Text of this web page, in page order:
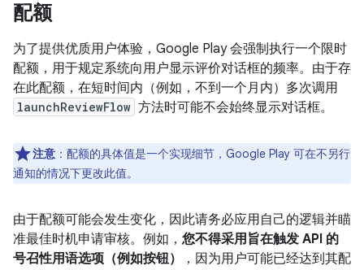
配额
为了提供优质用户体验，Google Play 会强制执行一个限时
配额，用于规定系统向用户显示评价对话框的频率。由于存
在此配额，在短时间内（例如，不到一个月内）多次调用
launchReviewFlow 方法时可能不会始终显示对话框。
注意 ：配额的具体值是一个实现细节，Google Play 可在不另行
通知的情况下更改此值。
由于配额可能会发生变化，因此请务必应用自己的逻辑并瞄
准最佳时机申请审核。例如， 您不得采用旨在触发 API 的
号召性用语选项（例如按钮）
，因为用户可能已经达到其配